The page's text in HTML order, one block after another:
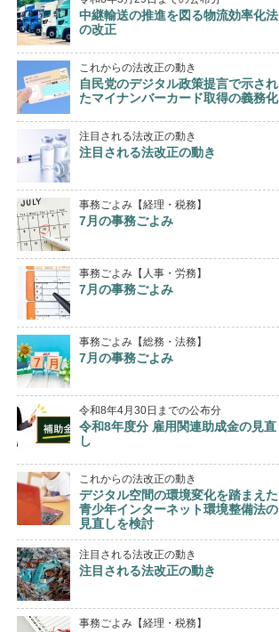
中継輸送の推進を図る物流効率化法
の改正
これからの法改正の動き
自民党のデジタル政策提言で示され
たマイナンバーカード取得の義務化
注目される法改正の動き
注目される法改正の動き
事務ごよみ【経理・税務】
7月の事務ごよみ
事務ごよみ【人事・労務】
7月の事務ごよみ
事務ごよみ【総務・法務】
7月の事務ごよみ
令和8年4月30日までの公布分
令和8年度分 雇用関連助成金の見直
し
これからの法改正の動き
デジタル空間の環境変化を踏まえた
青少年インターネット環境整備法の
見直しを検討
注目される法改正の動き
注目される法改正の動き
事務ごよみ【経理・税務】